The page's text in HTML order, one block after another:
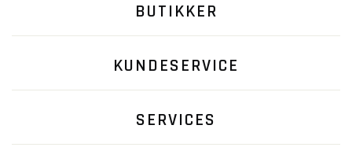
BUTIKKER
KUNDESERVICE
SERVICES